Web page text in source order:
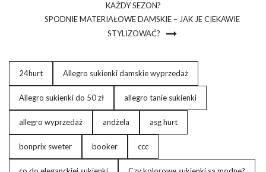
KAŻDY SEZON?
SPODNIE MATERIAŁOWE DAMSKIE – JAK JE CIEKAWIE
STYLIZOWAĆ?
24hurt Allegro sukienki damskie wyprzedaż
Allegro sukienki do 50 zł allegro tanie sukienki
allegro wyprzedaż andżela asg hurt
bonprix sweter booker ccc